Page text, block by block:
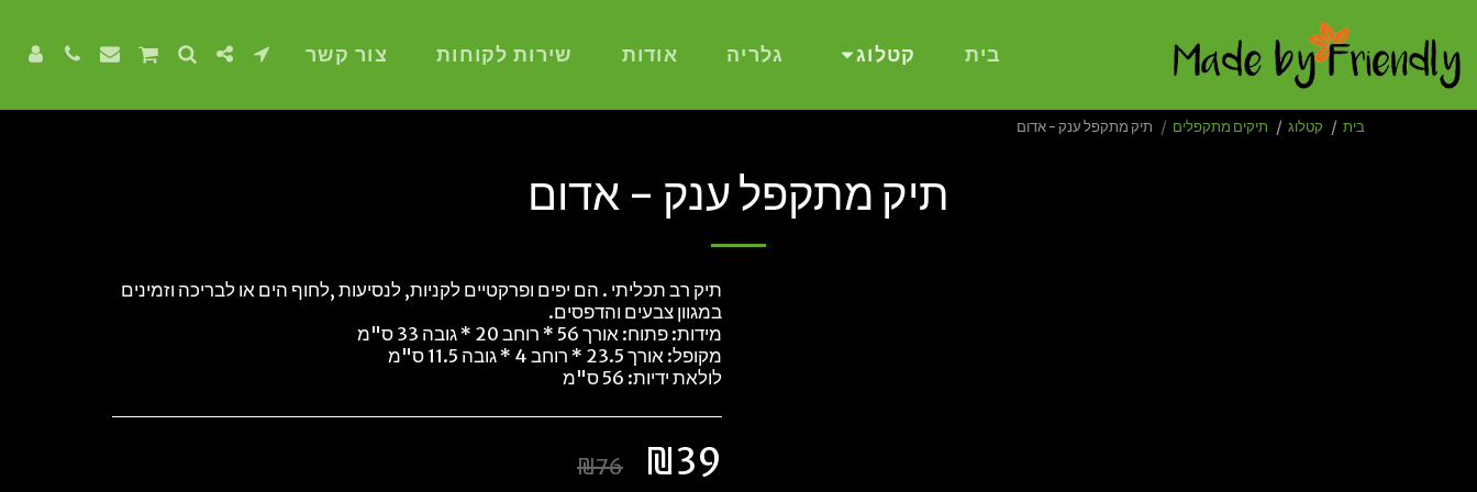
בית קטלוג גלריה אודות שירות לקוחות צור קשר
בית קטלוג תיקים מתקפלים תיק מתקפל ענק - אדום
תיק מתקפל ענק - אדום
תיק רב תכליתי . הם יפים ופרקטיים לקניות, לנסיעות ,לחוף הים או לבריכה וזמינים
לולאת ידיות: 56 ס"מ
₪39
₪76